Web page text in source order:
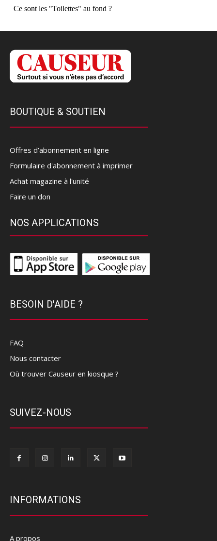
BOUTIQUE & SOUTIEN
Offres d’abonnement en ligne
Formulaire d'abonnement à imprimer
Achat magazine à l'unité
Faire un don
NOS APPLICATIONS
BESOIN D'AIDE ?
FAQ
Nous contacter
Où trouver Causeur en kiosque ?
SUIVEZ-NOUS
INFORMATIONS
A propos